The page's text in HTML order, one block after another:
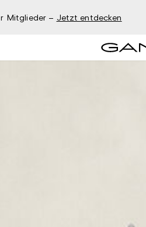
Mitglieder – Jetzt entdecken